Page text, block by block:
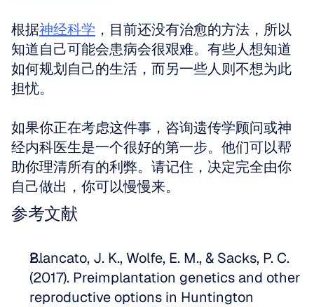
根据神经科学 ，目前还没有治愈的方法，所以
知道自己可能会患病会很艰难。有些人想知道
如何规划自己的生活，而另一些人则不想为此
担忧。
如果你正在考虑这件事，咨询遗传学顾问或神
经内科医生是一个很好的第一步。他们可以帮
助你理清所有的利弊。请记住，决定完全由你
自己做出，你可以慢慢来。
参考文献
Blancato, J. K., Wolfe, E. M., & Sacks, P. C.
(2017). Preimplantation genetics and other
reproductive options in Huntington